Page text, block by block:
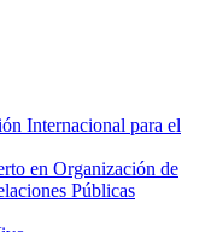
Internacional para el
en Organización de
Públicas